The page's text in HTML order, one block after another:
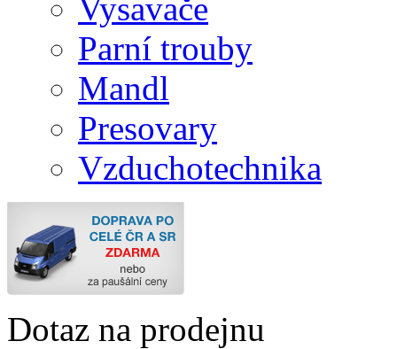
Vysavače
Parní trouby
Mandl
Presovary
Vzduchotechnika
Dotaz na prodejnu